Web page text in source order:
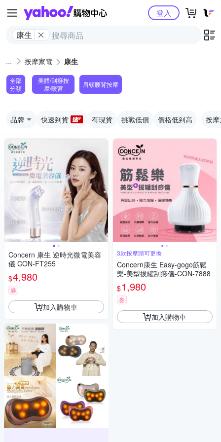
Yahoo購物中心
康生
登入
按摩家電 康生
全部
分類
美體/刮痧按
摩/暖宮
肩頸腰背按摩
品牌 快速到貨 有現貨 挑戰低價 價格低到高 按
Concern 康生 逆時光微電美容
儀 CON-FT255
$4,980
券
加入購物車
3款按摩頭可更換
Concern康生 Easy-gogo筋鬆
樂-美型拔罐刮痧儀-CON-7888
$1,980
券
加入購物車